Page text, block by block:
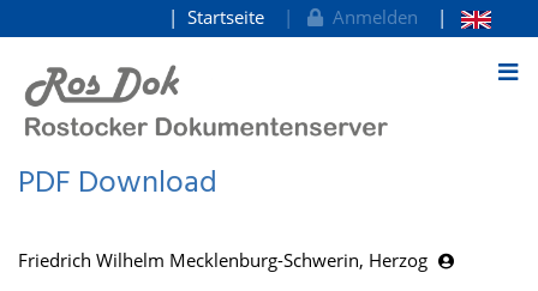
zum Inhalt
Startseite Anmelden
PDF Download
Friedrich Wilhelm Mecklenburg-Schwerin, Herzog